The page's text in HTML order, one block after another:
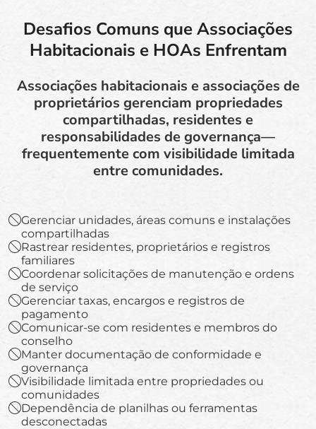
Desafios Comuns que Associações
Habitacionais e HOAs Enfrentam
Associações habitacionais e associações de
proprietários gerenciam propriedades
compartilhadas, residentes e
responsabilidades de governança—
frequentemente com visibilidade limitada
entre comunidades.
Gerenciar unidades, áreas comuns e instalações
compartilhadas
Rastrear residentes, proprietários e registros
familiares
Coordenar solicitações de manutenção e ordens
de serviço
Gerenciar taxas, encargos e registros de
pagamento
Comunicar-se com residentes e membros do
conselho
Manter documentação de conformidade e
governança
Visibilidade limitada entre propriedades ou
comunidades
Dependência de planilhas ou ferramentas
desconectadas